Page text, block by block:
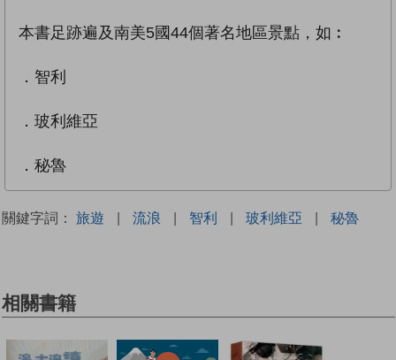
本書足跡遍及南美5國44個著名地區景點，如︰
．智利
．玻利維亞
．秘魯
關鍵字詞： 旅遊 | 流浪 | 智利 | 玻利維亞 | 秘魯
相關書籍